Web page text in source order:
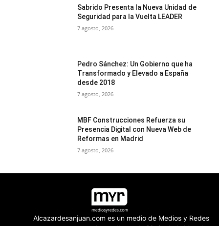
Sabrido Presenta la Nueva Unidad de
Seguridad para la Vuelta LEADER
7 agosto, 2026
Pedro Sánchez: Un Gobierno que ha
Transformado y Elevado a España
desde 2018
7 agosto, 2026
MBF Construcciones Refuerza su
Presencia Digital con Nueva Web de
Reformas en Madrid
7 agosto, 2026
Alcazardesanjuan.com es un medio de Medios y Redes